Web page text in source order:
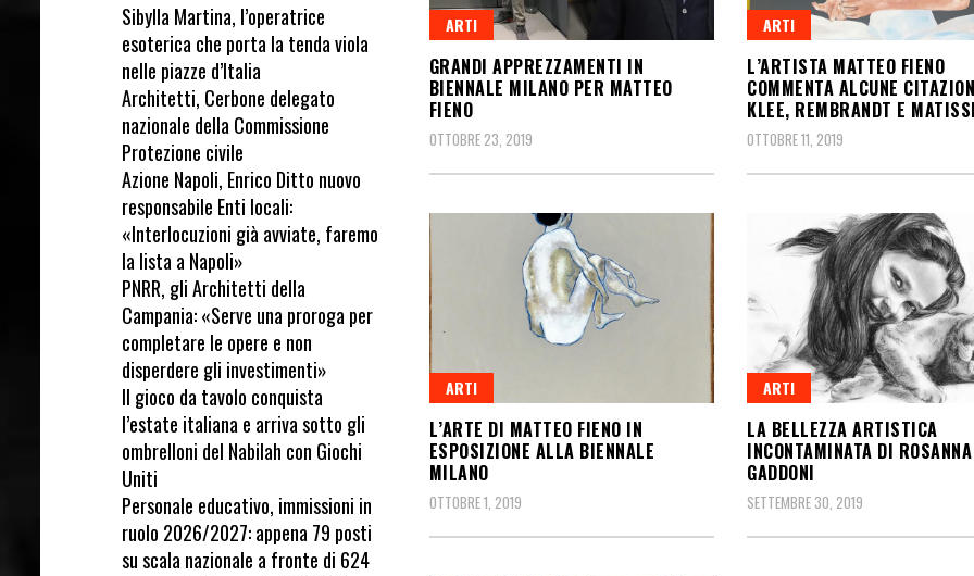
ARTI
GRANDI APPREZZAMENTI IN
BIENNALE MILANO PER MATTEO
FIENO
OTTOBRE 23, 2019
ARTI
L’ARTISTA MATTEO FIENO
COMMENTA ALCUNE
KLEE, REMBRANDT E
OTTOBRE 11, 2019
ARTI
L’ARTE DI MATTEO FIENO IN
ESPOSIZIONE ALLA BIENNALE
MILANO
OTTOBRE 1, 2019
ARTI
LA BELLEZZA ARTISTICA
INCONTAMINATA DI ROSANNA
GADDONI
SETTEMBRE 30, 2019
Sibylla Martina, l’operatrice
esoterica che porta la tenda viola
nelle piazze d’Italia
Architetti, Cerbone delegato
nazionale della Commissione
Protezione civile
Azione Napoli, Enrico Ditto nuovo
responsabile Enti locali:
«Interlocuzioni già avviate, faremo
la lista a Napoli»
PNRR, gli Architetti della
Campania: «Serve una proroga per
completare le opere e non
disperdere gli investimenti»
Il gioco da tavolo conquista
l’estate italiana e arriva sotto gli
ombrelloni del Nabilah con Giochi
Uniti
Personale educativo, immissioni in
ruolo 2026/2027: appena 79 posti
su scala nazionale a fronte di 624